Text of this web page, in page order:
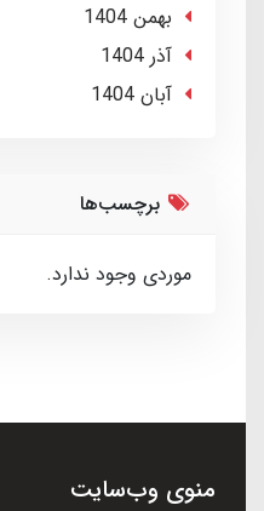
بهمن 1404
آذر 1404
آبان 1404
برچسب‌ها
موردی وجود ندارد.
منوی وب‌سایت